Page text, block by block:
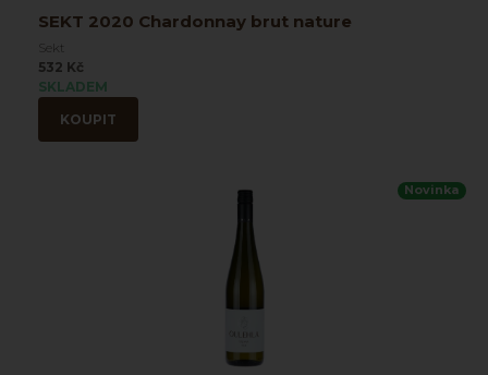
SEKT 2020 Chardonnay brut nature
Sekt
532 Kč
SKLADEM
KOUPIT
Novinka